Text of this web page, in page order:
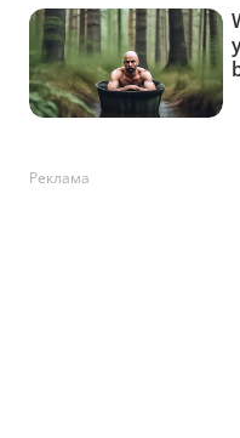
Реклама